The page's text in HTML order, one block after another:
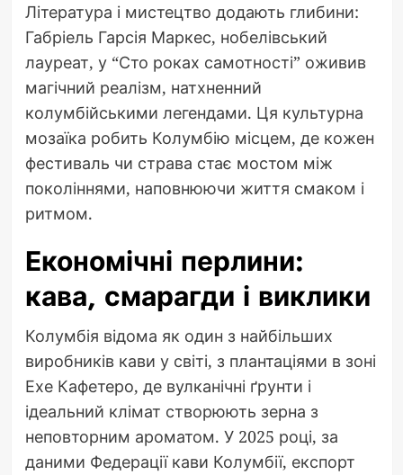
Література і мистецтво додають глибини:
Габріель Гарсія Маркес, нобелівський
лауреат, у “Сто роках самотності” оживив
магічний реалізм, натхненний
колумбійськими легендами. Ця культурна
мозаїка робить Колумбію місцем, де кожен
фестиваль чи страва стає мостом між
поколіннями, наповнюючи життя смаком і
ритмом.
Економічні перлини:
кава, смарагди і виклики
Колумбія відома як один з найбільших
виробників кави у світі, з плантаціями в зоні
Ехе Кафетеро, де вулканічні ґрунти і
ідеальний клімат створюють зерна з
неповторним ароматом. У 2025 році, за
даними Федерації кави Колумбії, експорт